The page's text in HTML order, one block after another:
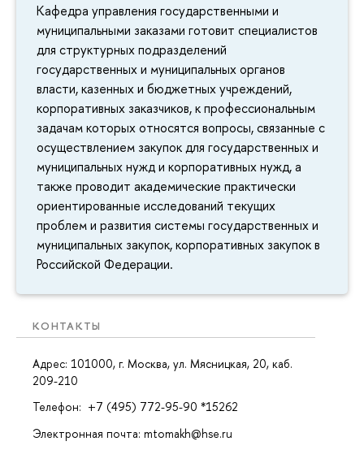
Кафедра управления государственными и
муниципальными заказами готовит специалистов
для структурных подразделений
государственных и муниципальных органов
власти, казенных и бюджетных учреждений,
корпоративных заказчиков, к профессиональным
задачам которых относятся вопросы, связанные с
осуществлением закупок для государственных и
муниципальных нужд и корпоративных нужд, а
также проводит академические практически
ориентированные исследований текущих
проблем и развития системы государственных и
муниципальных закупок, корпоративных закупок в
Российской Федерации.
КОНТАКТЫ
Адрес: 101000, г. Москва, ул. Мясницкая, 20, каб.
209-210
Телефон: +7 (495) 772-95-90 *15262
Электронная почта: mtomakh@hse.ru